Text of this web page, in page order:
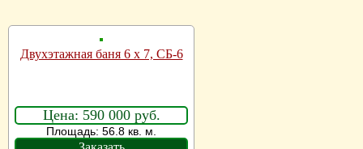
Двухэтажная баня 6 х 7, СБ-6
Цена: 590 000 руб.
Площадь: 56.8 кв. м.